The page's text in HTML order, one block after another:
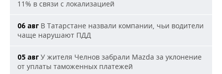
11% в связи с локализацией
06 авг В Татарстане назвали компании, чьи водители
чаще нарушают ПДД
05 авг У жителя Челнов забрали Mazda за уклонение
от уплаты таможенных платежей